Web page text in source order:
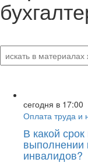
сегодня в 17:00
Оплата труда и
В какой
выполнении
инвалидов?